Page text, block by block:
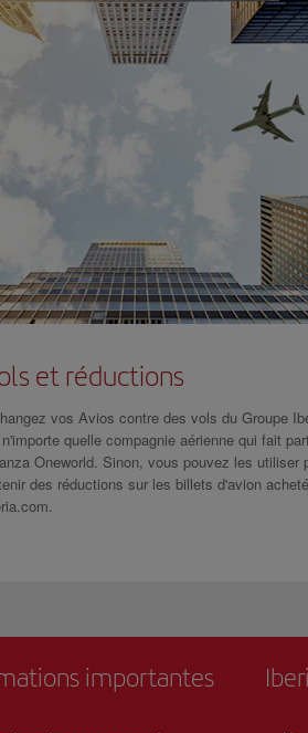
et réductions
vos Avios contre des vols du Groupe
quelle compagnie aérienne qui fait
Oneworld. Sinon, vous pouvez les utiliser
des réductions sur les billets d'avion
importantes